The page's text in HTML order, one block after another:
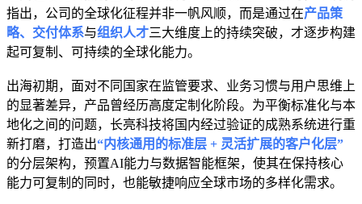
指出，公司的全球化征程并非一帆风顺，而是通过在产品策
略、交付体系与组织人才三大维度上的持续突破，才逐步构建
起可复制、可持续的全球化能力。
出海初期，面对不同国家在监管要求、业务习惯与用户思维上
的显著差异，产品曾经历高度定制化阶段。为平衡标准化与本
地化之间的问题，长亮科技将国内经过验证的成熟系统进行重
新打磨，打造出“内核通用的标准层 + 灵活扩展的客户化层”
的分层架构，预置AI能力与数据智能框架，使其在保持核心
能力可复制的同时，也能敏捷响应全球市场的多样化需求。